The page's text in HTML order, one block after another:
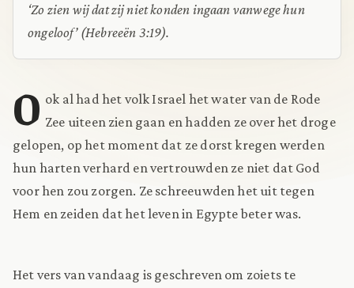
‘Zo zien wij dat zij niet konden ingaan vanwege hun
ongeloof’ (Hebreeën 3:19).
O ok al had het volk Israel het water van de Rode
Zee uiteen zien gaan en hadden ze over het droge
gelopen, op het moment dat ze dorst kregen werden
hun harten verhard en vertrouwden ze niet dat God
voor hen zou zorgen. Ze schreeuwden het uit tegen
Hem en zeiden dat het leven in Egypte beter was.
Het vers van vandaag is geschreven om zoiets te